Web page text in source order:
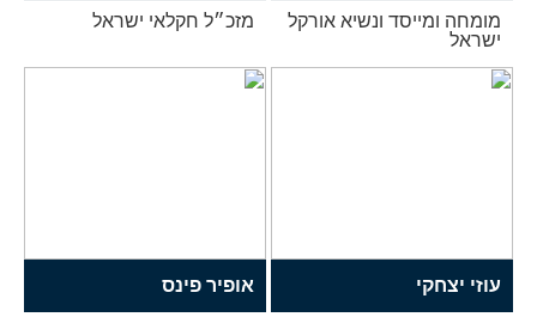
מומחה ומייסד ונשיא אורקל
ישראל
מזכ״ל חקלאי ישראל
עוזי יצחקי אופיר פינס